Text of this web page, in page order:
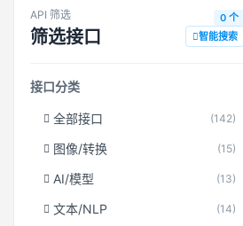
API 筛选
筛选接口
0 个
智能搜索
接口分类
全部接口 (142)
图像/转换 (15)
AI/模型 (13)
文本/NLP (14)